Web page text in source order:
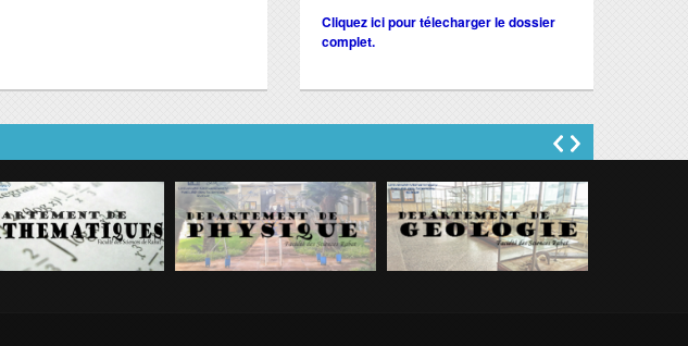
Cliquez ici pour télecharger le dossier
complet.